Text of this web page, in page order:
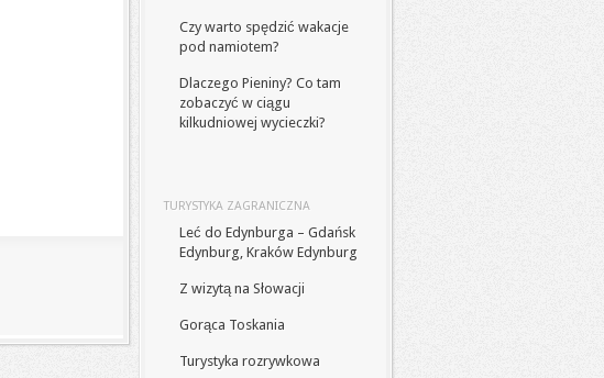
Czy warto spędzić wakacje
pod namiotem?
Dlaczego Pieniny? Co tam
zobaczyć w ciągu
kilkudniowej wycieczki?
TURYSTYKA ZAGRANICZNA
Leć do Edynburga – Gdańsk
Edynburg, Kraków Edynburg
Z wizytą na Słowacji
Gorąca Toskania
Turystyka rozrywkowa